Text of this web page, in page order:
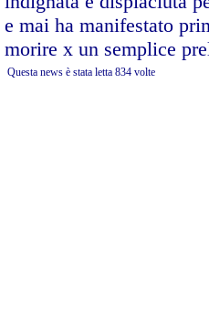
e mai ha manifestato
morire x un semplice
Questa news è stata letta 834 volte